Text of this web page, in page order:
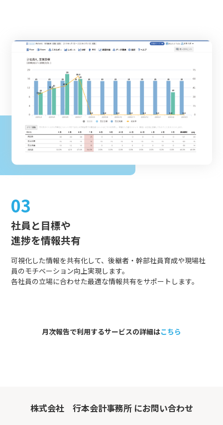
03
社員と目標や
進捗を情報共有
可視化した情報を共有化して、後継者・幹部社員育成や現場社
員のモチベーション向上実現します。
各社員の立場に合わせた最適な情報共有をサポートします。
月次報告で利用するサービスの詳細はこちら
株式会社 行本会計事務所 にお問い合わせ